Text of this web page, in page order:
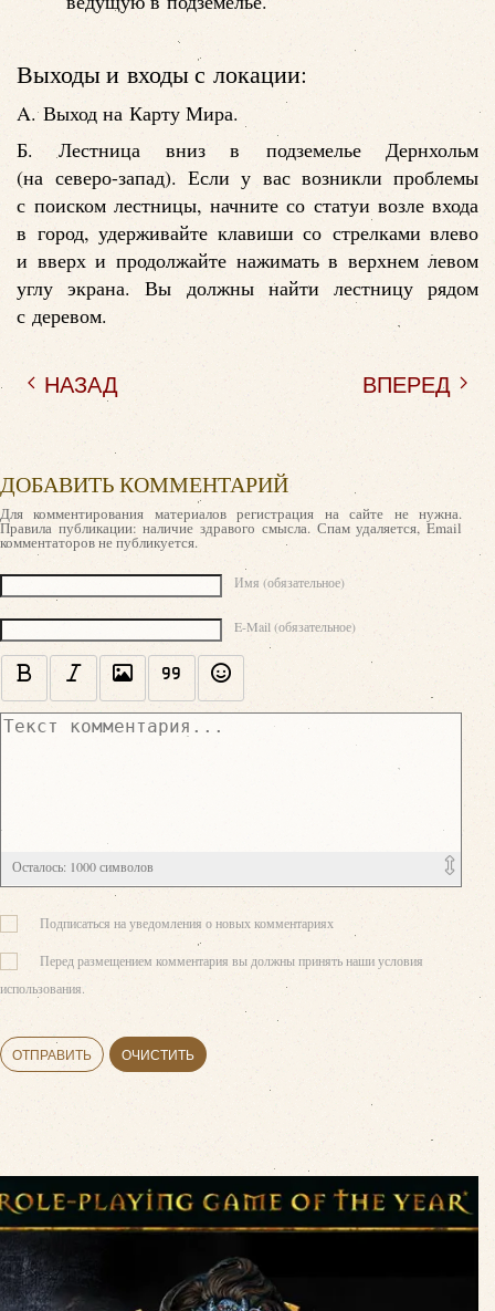
Выходы и входы с локации:
A. Выход на Карту Мира.
Б. Лестница вниз в подземелье Дернхольм
(на северо-запад). Если у вас возникли проблемы
с поиском лестницы, начните со статуи возле входа
в город, удерживайте клавиши со стрелками влево
и вверх и продолжайте нажимать в верхнем левом
углу экрана. Вы должны найти лестницу рядом
с деревом.
НАЗАД ВПЕРЕД
ДОБАВИТЬ КОММЕНТАРИЙ
Для комментирования материалов регистрация на сайте не нужна.
Правила публикации: наличие здравого смысла. Спам удаляется, Email
комментаторов не публикуется.
Имя (обязательное)
E-Mail (обязательное)
Текст комментария
Осталось: 1000символов
Подписаться на уведомления о новых комментариях
Перед размещением комментария вы должны принять наши условия
использования.
ОТПРАВИТЬ ОЧИСТИТЬ